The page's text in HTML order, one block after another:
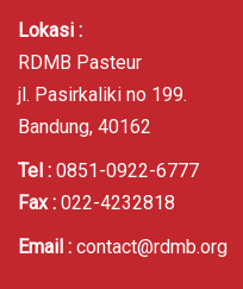
Lokasi :
RDMB Pasteur
jl. Pasirkaliki no 199.
Bandung, 40162
Tel : 0851-0922-6777
Fax : 022-4232818
Email : contact@rdmb.org